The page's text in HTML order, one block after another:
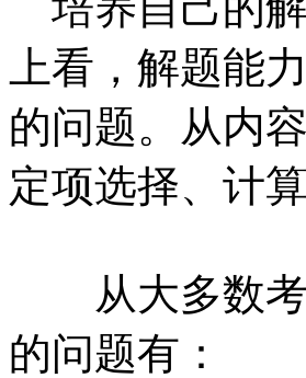
上看，解题能
的问题。从内
定项选择、计
从大多数考
的问题有：